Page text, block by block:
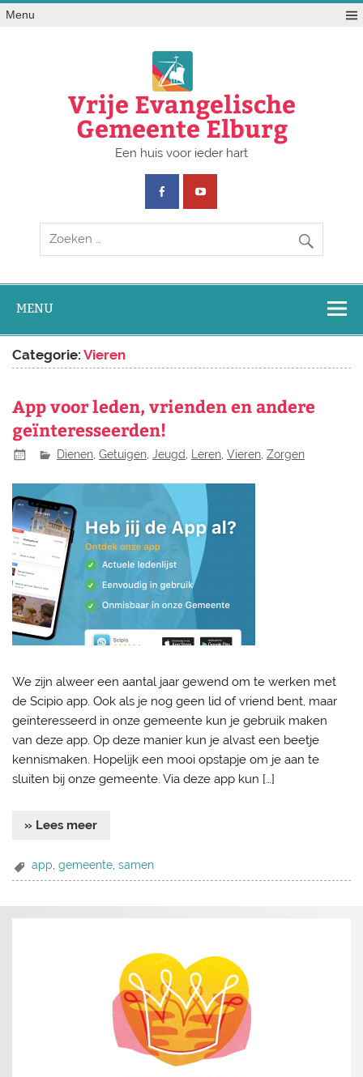
Doorgaan
naar
Menu
Vrije Evangelische
Gemeente Elburg
Een huis voor ieder hart
MENU
Categorie:Vieren
App voor leden, vrienden en andere
geïnteresseerden!
Dienen ,Getuigen ,Jeugd Leren ,Vieren ,Zorgen
We zijn alweer een aantal jaar gewend om te werken met
de Scipio app. Ook als je nog geen lid of vriend bent, maar
geïnteresseerd in onze gemeente kun je gebruik maken
van deze app. Op deze manier kun je alvast een beetje
kennismaken. Hopelijk een mooi opstapje om je aan te
sluiten bij onze gemeente. Via deze app kun […]
» Lees meer
app,gemeente,samen